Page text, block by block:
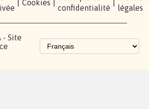
Cookies
confidentialité
légales
- Site